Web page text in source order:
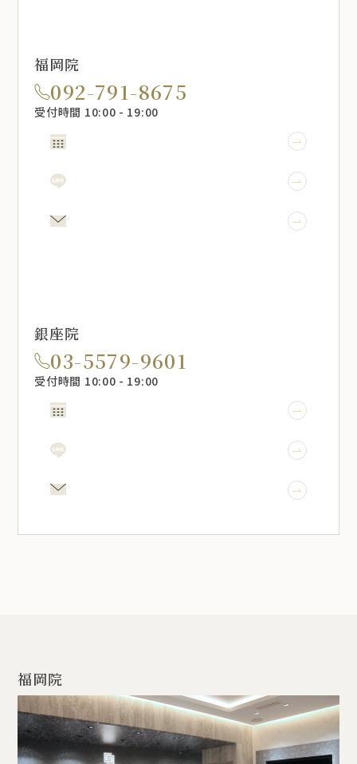
福岡院
092-791-8675
受付時間 10:00 - 19:00
銀座院
03-5579-9601
受付時間 10:00 - 19:00
福岡院